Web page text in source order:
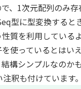
、1次元配列のみ
型に型変換すると
質を利用しているよ
使っているとはい
構シンプルなのか
釈も付けています。